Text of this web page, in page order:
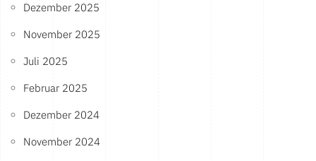
Dezember 2025
November 2025
Juli 2025
Februar 2025
Dezember 2024
November 2024